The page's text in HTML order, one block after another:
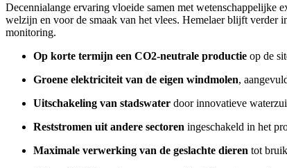
Decennialange ervaring vloeide samen met wetenschappelijke
welzijn en voor de smaak van het vlees. Hemelaer blijft verder
monitoring.
Op korte termijn een CO2-neutrale productie op de
Groene elektriciteit van de eigen windmolen,
Uitschakeling van stadswater door innovatieve
Reststromen uit andere sectoren ingeschakeld in het
Maximale verwerking van de geslachte dieren tot